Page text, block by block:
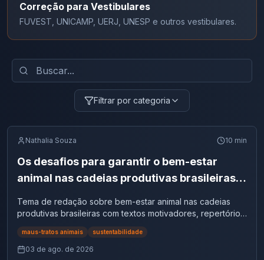
Correção para Vestibulares
FUVEST, UNICAMP, UERJ, UNESP e outros vestibulares.
Filtrar por categoria
Nathalia Souza 10 min
Os desafios para garantir o bem-estar
animal nas cadeias produtivas brasileiras |
Tema de redação sobre bem-estar animal nas cadeias
produtivas brasileiras com textos motivadores, repertórios,
argumentos e modelos.
maus-tratos animais sustentabilidade
03 de ago. de 2026